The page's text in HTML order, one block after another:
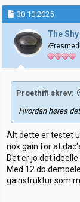
30.10.2025
The Shy
Proethifi skrev:
Hvordan høres
Alt dette er testet
nok gain for at
Det er jo det ideelle.
Med 12 db
gainstruktur som